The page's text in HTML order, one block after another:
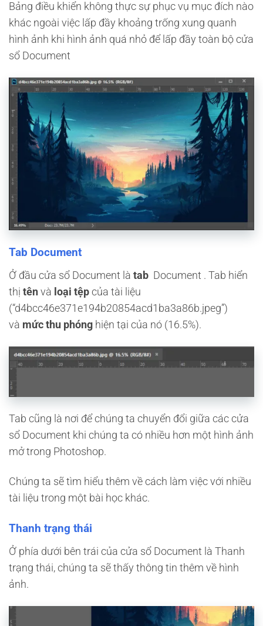
Bảng điều khiển không thực sự phục vụ mục đích nào
khác ngoài việc lấp đầy khoảng trống xung quanh
hình ảnh khi hình ảnh quá nhỏ để lấp đầy toàn bộ cửa
sổ Document
Tab Document
Ở đầu cửa sổ Document là tab Document . Tab hiển
thị tên và loại tệp của tài liệu
(“d4bcc46e371e194b20854acd1ba3a86b.jpeg”)
và mức thu phóng hiện tại của nó (16.5%).
Tab cũng là nơi để chúng ta chuyển đổi giữa các cửa
sổ Document khi chúng ta có nhiều hơn một hình ảnh
mở trong Photoshop.
Chúng ta sẽ tìm hiểu thêm về cách làm việc với nhiều
tài liệu trong một bài học khác.
Thanh trạng thái
Ở phía dưới bên trái của cửa sổ Document là Thanh
trạng thái, chúng ta sẽ thấy thông tin thêm về hình
ảnh.